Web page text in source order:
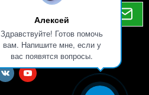
Алексей
Здравствуйте! Готов помочь
вам. Напишите мне, если у
вас появятся вопросы.